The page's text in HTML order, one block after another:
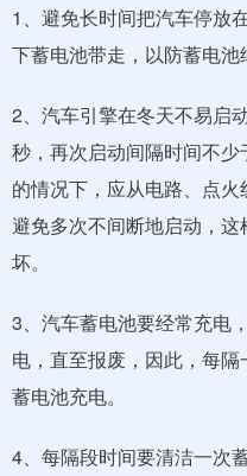
1、避免长时间把汽车停放
下蓄电池带走，以防蓄电池
2、汽车引擎在冬天不易启
秒，再次启动间隔时间不
的情况下，应从电路、点火
避免多次不间断地启动，
坏。
3、汽车蓄电池要经常充电
电，直至报废，因此，每
蓄电池充电。
4、每隔段时间要清洁一次